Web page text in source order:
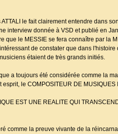
ATTALI le fait clairement entendre dans
interview donnée à VSD et publié en
que le MESSIE se fera connaître par la
de constater que dans
étaient de très grands initiés.
a toujours été considérée comme la
esprit, le COMPOSITEUR DE
EST UNE REALITE QUI
comme la preuve vivante de la